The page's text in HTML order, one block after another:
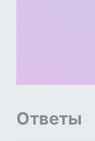
Ответы